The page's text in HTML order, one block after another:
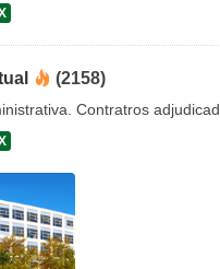
(2158)
Contratros